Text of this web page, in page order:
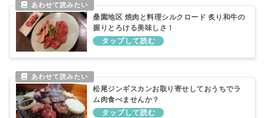
桑園地区 焼肉と料理シルクロード 炙り和牛の
握りとろける美味しさ！
松尾ジンギスカンお取り寄せしておうちでラ
ム肉食べませんか？